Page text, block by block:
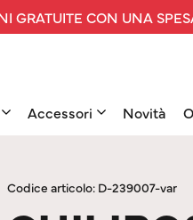
GRATUITE CON UNA
Accessori Novità
Codice articolo: D-239007-var